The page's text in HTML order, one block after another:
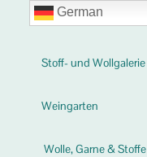
Stoff- und Wollgalerie
Weingarten
Wolle, Garne & Stoffe
German